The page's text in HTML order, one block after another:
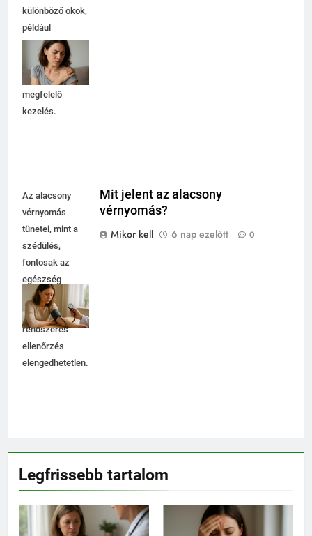
Legfrissebb tartalom
különböző okok,
például
túlterhelés vagy
sérülés okozhat.
Fontos a
megfelelő
kezelés.
Az alacsony
vérnyomás
tünetei, mint a
szédülés,
fontosak az
egészség
megőrzésében,
ezért a
rendszeres
ellenőrzés
elengedhetetlen.
Mit jelent az alacsony
vérnyomás?
Mikor kell
6 nap ezelőtt 0